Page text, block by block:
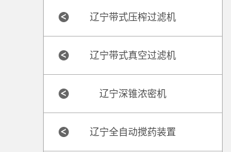
辽宁带式压榨过滤机
辽宁带式真空过滤机
辽宁深锥浓密机
辽宁全自动搅药装置